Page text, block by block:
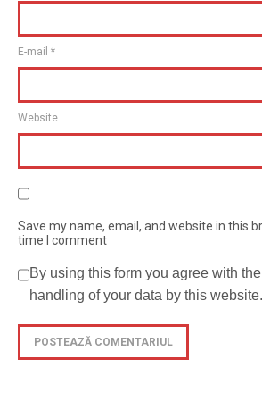
E-mail *
Website
Save my name, email, and website in this
time I comment
By using this form you agree with
handling of your data by this website.